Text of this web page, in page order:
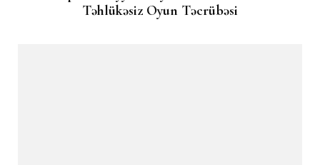
Təhlükəsiz Oyun Təcrübəsi